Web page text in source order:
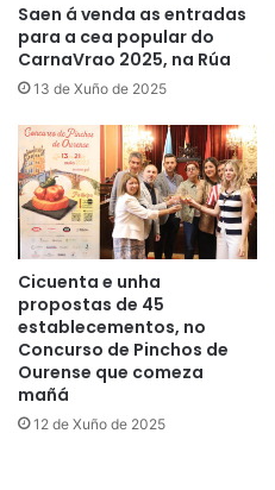
Saen á venda as entradas
para a cea popular do
CarnaVrao 2025, na Rúa
13 de Xuño de 2025
Cicuenta e unha
propostas de 45
establecementos, no
Concurso de Pinchos de
Ourense que comeza
mañá
12 de Xuño de 2025